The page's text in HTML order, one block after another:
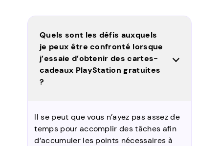
Quels sont les défis auxquels
je peux être confronté lorsque
j’essaie d’obtenir des cartes-
cadeaux PlayStation gratuites
?
Il se peut que vous n’ayez pas assez de
temps pour accomplir des tâches afin
d’accumuler les points nécessaires à